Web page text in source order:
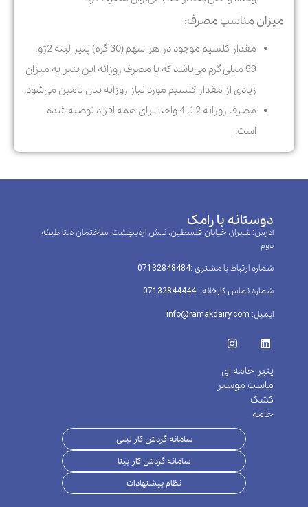
میزان مناسب مصرف:
مقدار کلسیم موجود در هر سهم (30 گرم) پنیر لبنه 2ژو،
99 میلی گرم می‏‌باشد که با مصرف روزانه این پنیر به میزان
زیادی از مقدار کلسیم مورد نیاز روزانه بدن تامین می‌‏شود.
مصرف روزانه 2 تا 4 واحد برای همه افراد توصیه شده
است.
دوستانه با رامک
آدرس: شیراز، خیابان فلسطین، نبش اردیبهشت، ساختمان دلتا طبقه
دوم
شماره ارتباط با مشتری :‌07132848484
شماره تماس کارخانه : 07132844444
ایمیل: info@ramakdairy.com
پنیر خامه ای
ماست موسیر
کشک
خامه
سامانه گردش کار لبنی
سامانه گردش کار بیتا
نظام پیشنهادات